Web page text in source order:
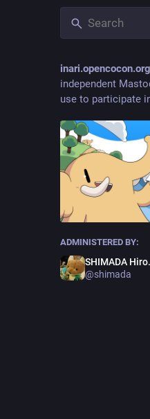
inari.opencocon.org
independent
use to participate
ADMINISTERED BY:
@shimada